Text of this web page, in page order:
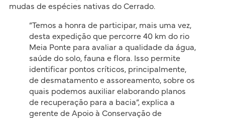
mudas de espécies nativas do Cerrado.
“Temos a honra de participar, mais uma vez,
desta expedição que percorre 40 km do rio
Meia Ponte para avaliar a qualidade da água,
saúde do solo, fauna e flora. Isso permite
identificar pontos críticos, principalmente,
de desmatamento e assoreamento, sobre os
quais podemos auxiliar elaborando planos
de recuperação para a bacia”, explica a
gerente de Apoio à Conservação de